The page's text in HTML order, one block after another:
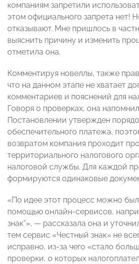
компаниям запретили
этом официального запрета нет!
отказывают. Мне пришлось в
выяснить причину и изменить
отметила она.
Комментируя новеллы, также
что на данном этапе не хватает
комментариев и пояснений для
Говоря о проверках, она
Постановлении утвержден
обеспечительного платежа,
возвратом компания проходит
территориального налогового
налоговой службы. Для каждой
формируются одинаковые
«По идее этот процесс можно
помощью онлайн-сервисов,
знак”», — рассказала она и
тем сервис «Честный знак» не
исправно, из-за чего «стало
проверки, о которых